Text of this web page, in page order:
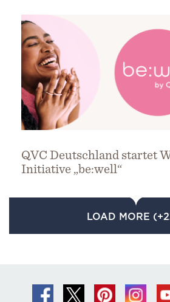
QVC Deutschland startet
Initiative „be:well“
LOAD MORE